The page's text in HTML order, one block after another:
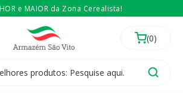
e MAIOR da Zona Cerealista!
físicas na Zona Cerealista de São Paulo!
EntãoCompre no atacado